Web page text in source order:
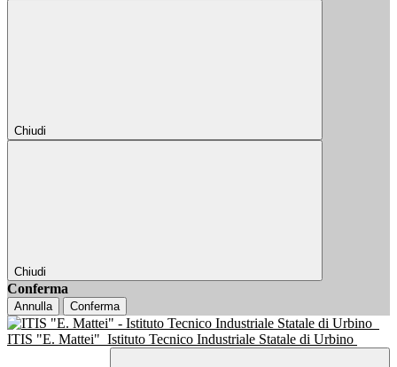
Chiudi
Chiudi
Conferma
Annulla Conferma
ITIS "E. Mattei" Istituto Tecnico Industriale Statale di Urbino